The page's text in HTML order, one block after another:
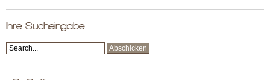
Ihre Sucheingabe